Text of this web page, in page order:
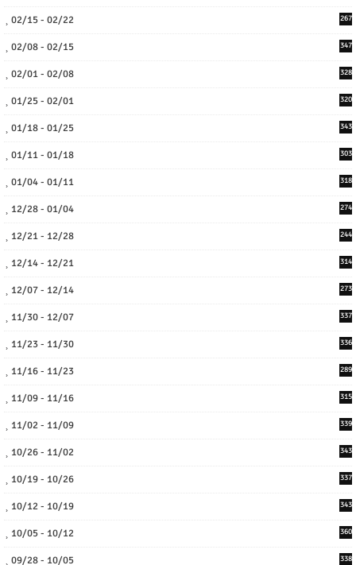
02/15 - 02/22 267
02/08 - 02/15 347
02/01 - 02/08 328
01/25 - 02/01 320
01/18 - 01/25 343
01/11 - 01/18 303
01/04 - 01/11 318
12/28 - 01/04 274
12/21 - 12/28 244
12/14 - 12/21 314
12/07 - 12/14 273
11/30 - 12/07 337
11/23 - 11/30 336
11/16 - 11/23 289
11/09 - 11/16 315
11/02 - 11/09 339
10/26 - 11/02 343
10/19 - 10/26 337
10/12 - 10/19 343
10/05 - 10/12 360
09/28 - 10/05 338